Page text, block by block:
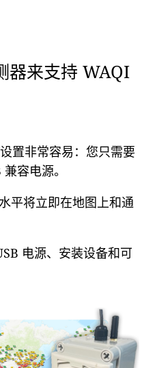
器来支持 WAQI
置非常容易：您只需要
容电源。
平将立即在地图上和通
电源、安装设备和可